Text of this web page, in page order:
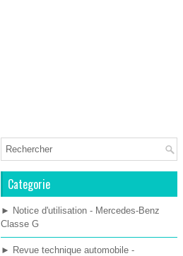
Categorie
► Notice d'utilisation - Mercedes-Benz
Classe G
► Revue technique automobile -